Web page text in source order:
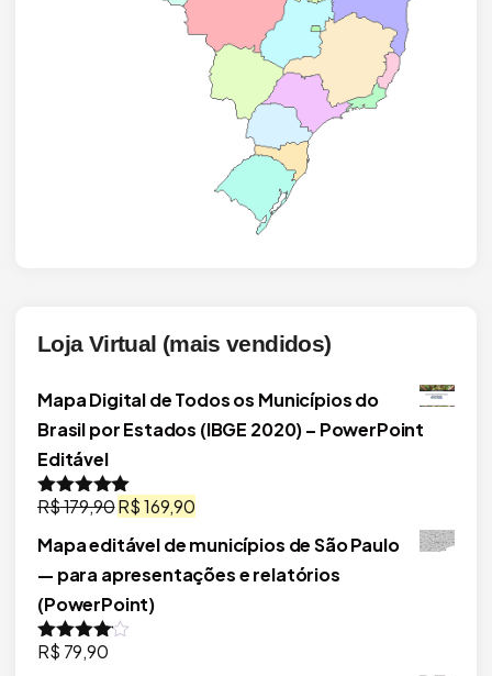
Loja Virtual (mais vendidos)
Mapa Digital de Todos os Municípios do
Brasil por Estados (IBGE 2020) – PowerPoint
Editável
Avaliação
R$179,90O
preço
era:
R$ 179,90.
R$169,90
preço
atual
Mapa editável de municípios de São Paulo
— para apresentações e relatórios
(PowerPoint)
Avaliação
R$ 79,90